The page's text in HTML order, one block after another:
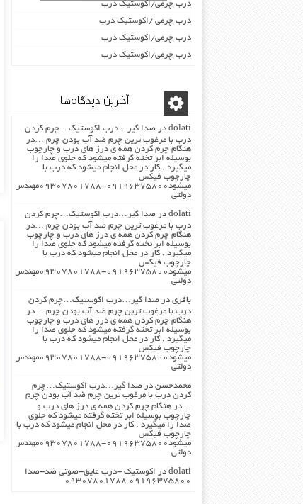
درب چرمی/اکوستیک درب
درب چرمی /اکوستیک درب
درب چرمی/اکوستیک درب
درب چرمی/اکوستیک درب
آخرین دیدگاه‌ها
dolati در صدا گیر…درب اکوستیک…چرم کردن
درب با مرغوب ترین چرم ضد آب بودن چرم …در
هنگام چرم کردن همه ی درز های درب و چارچوب
بوسیله ابر تخته گرفته میشود که جلوی صدا را
میگیرد . کار در محل انجام میشود که درب با
چارچوب فیکس
میشود۰۹۱۹۶۳۷۵۸۰۰-۰۹۳۰۷۸۰۱۷۸۸مهندس
دولتی
dolati در صدا گیر…درب اکوستیک…چرم کردن
درب با مرغوب ترین چرم ضد آب بودن چرم …در
هنگام چرم کردن همه ی درز های درب و چارچوب
بوسیله ابر تخته گرفته میشود که جلوی صدا را
میگیرد . کار در محل انجام میشود که درب با
چارچوب فیکس
میشود۰۹۱۹۶۳۷۵۸۰۰-۰۹۳۰۷۸۰۱۷۸۸مهندس
دولتی
باقری در صدا گیر…درب اکوستیک…چرم کردن
درب با مرغوب ترین چرم ضد آب بودن چرم …در
هنگام چرم کردن همه ی درز های درب و چارچوب
بوسیله ابر تخته گرفته میشود که جلوی صدا را
میگیرد . کار در محل انجام میشود که درب با
چارچوب فیکس
میشود۰۹۱۹۶۳۷۵۸۰۰-۰۹۳۰۷۸۰۱۷۸۸مهندس
دولتی
محمدحسن در صدا گیر…درب اکوستیک…چرم
کردن درب با مرغوب ترین چرم ضد آب بودن چرم
…در هنگام چرم کردن همه ی درز های درب و
چارچوب بوسیله ابر تخته گرفته میشود که جلوی
صدا را میگیرد . کار در محل انجام میشود که درب با
چارچوب فیکس
میشود۰۹۱۹۶۳۷۵۸۰۰-۰۹۳۰۷۸۰۱۷۸۸مهندس
دولتی
dolati در اکوستیک -درب عایق-صوتی ضد-صدا
۰۹۱۹۶۳۷۵۸۰۰ ۰۹۳۰۷۸۰۱۷۸۸